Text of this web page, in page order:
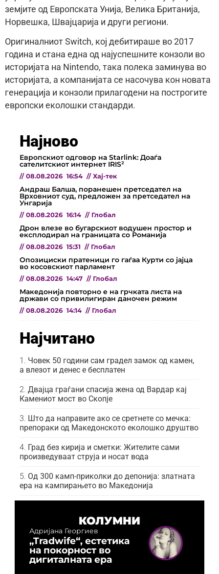
земјите од Европската Унија, Велика Британија,
Норвешка, Швајцарија и други региони.
Оригиналниот Switch, кој дебитираше во 2017
година и стана една од најуспешните конзоли во
историјата на Nintendo, така полека заминува во
историјата, а компанијата се насочува кон новата
генерација и конзоли прилагодени на построгите
европски еколошки стандарди.
Најново
Европскиот одговор на Starlink: Доаѓа
сателитскиот интернет IRIS²
// 08.08.2026 16:54 // Хај-тек
Андраш Балша, поранешен претседател на
Врховниот суд, предложен за претседател на
Унгарија
// 08.08.2026 16:14 // Глобал
Дрон влезе во бугарскиот водушен простор и
експлодирал на границата со Романија
// 08.08.2026 15:31 // Глобал
Опозициски пратеници го гаѓаа Курти со јајца
во косовскиот парламент
// 08.08.2026 14:47 // Глобал
Македонија повторно е на грчката листа на
држави со привилигиран даночен режим
// 08.08.2026 14:14 // Глобал
Најчитано
Човек 50 години сам градел замок од камен,
а влезот и денес е бесплатен
Двајца граѓани спасија жена од Вардар кај
Камениот мост во Скопје
Што да направите ако се сретнете со мечка:
препораки од Македонското еколошко друштво
Град без кирија и сметки: Жителите сами
произведуваат струја и носат вода
Од 300 камп-приколки до депонија: златната
ера на кампирањето во Македонија
КОЛУМНИ
Адријана Георгиев
„Tradwife“, естетика
на покорност во
дигиталната ера